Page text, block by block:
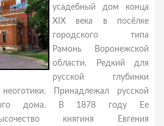
усадебный дом конца
XIX века в посёлке
городского типа
Рамонь Воронежской
области. Редкий для
русской глубинки
Принадлежал русской
дома. В 1878 году Ее
княгиня Евгения